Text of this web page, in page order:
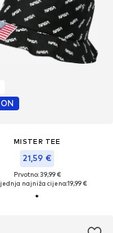
MISTER TEE
21,59 €
Prvotno: 39,99 €
najniža cijena:19,99 €